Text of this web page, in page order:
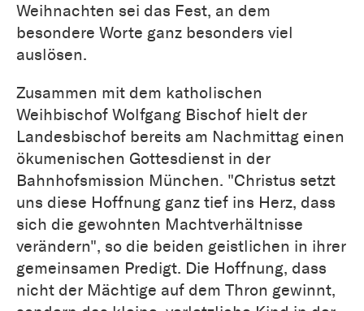
Weihnachten sei das Fest, an dem
besondere Worte ganz besonders viel
auslösen.
Zusammen mit dem katholischen
Weihbischof Wolfgang Bischof hielt der
Landesbischof bereits am Nachmittag einen
ökumenischen Gottesdienst in der
Bahnhofsmission München. "Christus setzt
uns diese Hoffnung ganz tief ins Herz, dass
sich die gewohnten Machtverhältnisse
verändern", so die beiden geistlichen in ihrer
gemeinsamen Predigt. Die Hoffnung, dass
nicht der Mächtige auf dem Thron gewinnt,